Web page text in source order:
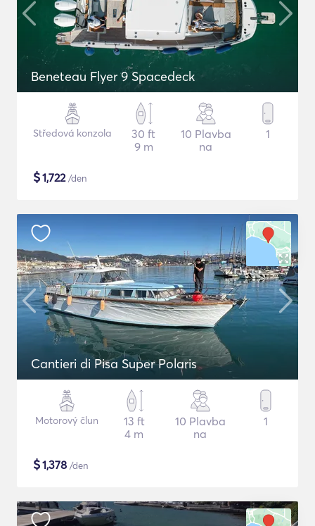
Beneteau Flyer 9 Spacedeck
Středová konzola
30 ft
9 m
10 Plavba
na
1
$1,722/den
Cantieri di Pisa Super Polaris
Motorový člun
13 ft
4 m
10 Plavba
na
1
$1,378 /den